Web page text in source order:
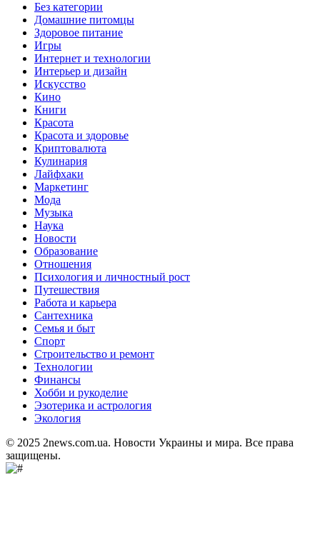
Без категории
Домашние питомцы
Здоровое питание
Игры
Интернет и технологии
Интерьер и дизайн
Искусство
Кино
Книги
Красота
Красота и здоровье
Криптовалюта
Кулинария
Лайфхаки
Маркетинг
Мода
Музыка
Наука
Новости
Образование
Отношения
Психология и личностный рост
Путешествия
Работа и карьера
Сантехника
Семья и быт
Спорт
Строительство и ремонт
Технологии
Финансы
Хобби и рукоделие
Эзотерика и астрология
Экология
© 2025 2news.com.ua. Новости Украины и мира. Все права
защищены.